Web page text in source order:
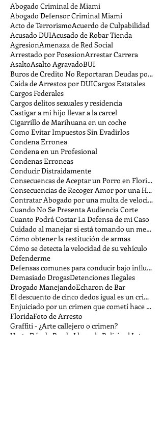
Abogado Criminal de Miami
Abogado Defensor Criminal Miami
Acto de TerrorismoAcuerdo de Culpabilidad
Acusado DUIAcusado de Robar Tienda
AgresionAmenaza de Red Social
Arrestado por PosesionArrestar Carrera
AsaltoAsalto AgravadoBUI
Buros de Credito No Reportaran Deudas por Multas
Caida de Arrestos por DUICargos Estatales
Cargos Federales
Cargos delitos sexuales y residencia
Castigar a mi hijo llevar a la carcel
Cigarrillo de Marihuana en un coche
Como Evitar Impuestos Sin Evadirlos
Condena Erronea
Condena en un Profesional
Condenas Erroneas
Conducir Distraidamente
Consecuencas de Aceptar un Porro en Florida
Consecuencias de Recoger Amor por una Hora
Contratar Abogado por una multa de velocidad
Cuando No Se Presenta Audiencia Corte
Cuanto Podrá Costar La Defensa de mi Caso
Cuidado al manejar si está tomando un medicamento
Cómo obtener la restitución de armas
Cómo se detecta la velocidad de su vehículo
Defenderme
Defensas comunes para conducir bajo influencia
Demasiado DrogasDetenciones Ilegales
Drogado ManejandoEcharon de Bar
El descuento de cinco dedos igual es un crimen
Enjuiciado por un crimen que cometí hace tiempo
FloridaFoto de Arresto
Graffiti - ¿Arte callejero o crimen?